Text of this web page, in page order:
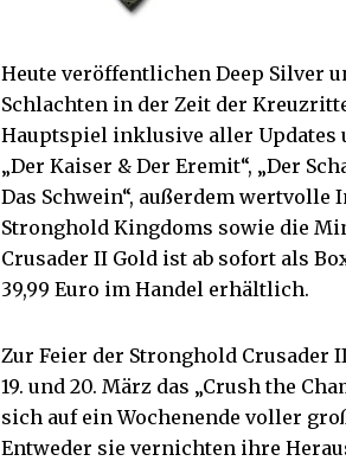
Heute veröffentlichen Deep Silver
Schlachten in der Zeit der
Hauptspiel inklusive aller Updates
„Der Kaiser & Der Eremit“, „Der
Das Schwein“, außerdem wertvolle
Stronghold Kingdoms sowie die
Crusader II Gold ist ab sofort als
39,99 Euro im Handel erhältlich.
Zur Feier der Stronghold Crusader
19. und 20. März das „Crush the
sich auf ein Wochenende voller
Entweder sie vernichten ihre